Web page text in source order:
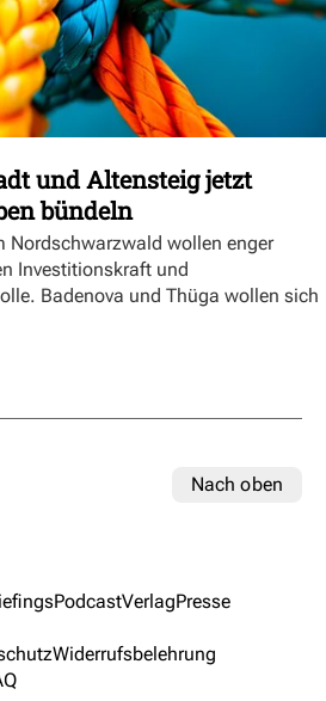
und Altensteig jetzt
bündeln
Nordschwarzwald wollen enger
Investitionskraft und
Badenova und Thüga wollen sich
Nach oben
PodcastVerlagPresse
Widerrufsbelehrung